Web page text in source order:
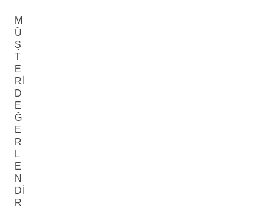
M
Ü
Ş
T
E
RI
D
E
Ğ
E
R
L
E
N
DI
R